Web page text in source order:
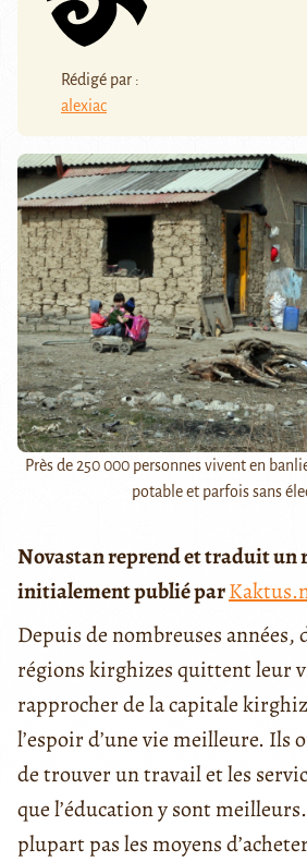
Rédigé par :
alexiac
Près de 250 000 personnes vivent en
potable et parfois sans
Novastan reprend et traduit un
initialement publié par
Depuis de nombreuses années,
régions kirghizes quittent leur
rapprocher de la capitale
l’espoir d’une vie meilleure. Ils
de trouver un travail et les
que l’éducation y sont
plupart pas les moyens